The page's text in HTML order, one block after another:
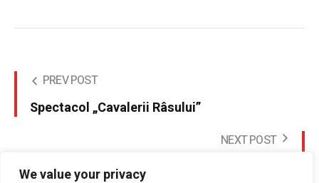
We value your privacy
PREV POST
Spectacol „Cavalerii Râsului”
NEXT POST
Început de săptămână cu evenimente